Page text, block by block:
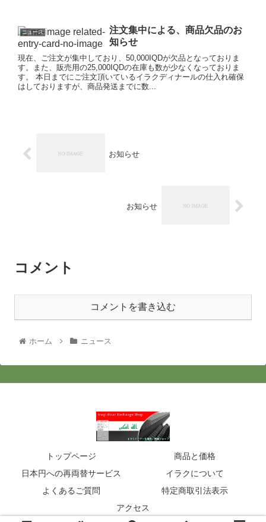
ニュース
注文集中による、商品欠品のお
知らせ
現在、ご注文が集中しており、50,000IQDが欠品となっておりま
す。また、販売用の25,000IQDの在庫も数が少なくなっておりま
す。 本日までにご注文頂いているイラクディナールの仕入れ確保
はしておりますが、商品発送までに数...
お知らせ
お知らせ
コメント
コメントを書き込む
ホーム ニュース
トップページ
商品と価格
日本円への再両替サービス
イラクについて
よくあるご質問
特定商取引法表示
アクセス